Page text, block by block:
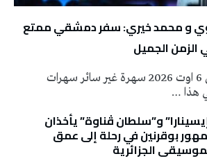
و محمد خيري: سفر دمشقي ممتع
الزمن الجميل
كانت سهرة الخميس 6 اوت 2026 سهرة غير سائر سهرات
هذا …
و”سلطان ڤناوة” يأخذان
بوقرنين في رحلة إلى عمق
الجزائرية